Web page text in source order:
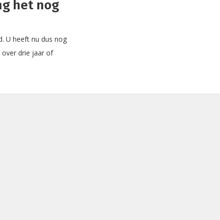
het nog
U heeft nu dus nog
over drie jaar of